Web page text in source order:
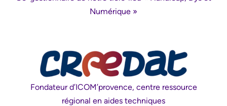
Numérique »
Fondateur d’ICOM’provence, centre ressource
régional en aides techniques